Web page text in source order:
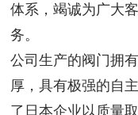
体系，竭诚为广大
务。
公司生产的阀门拥
厚，具有极强的自
了日本企业以质量